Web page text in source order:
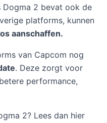
Dogma 2 bevat ook de
platforms, kunnen
aanschaffen.
van Capcom nog
. Deze zorgt voor
performance,
2? Lees dan hier